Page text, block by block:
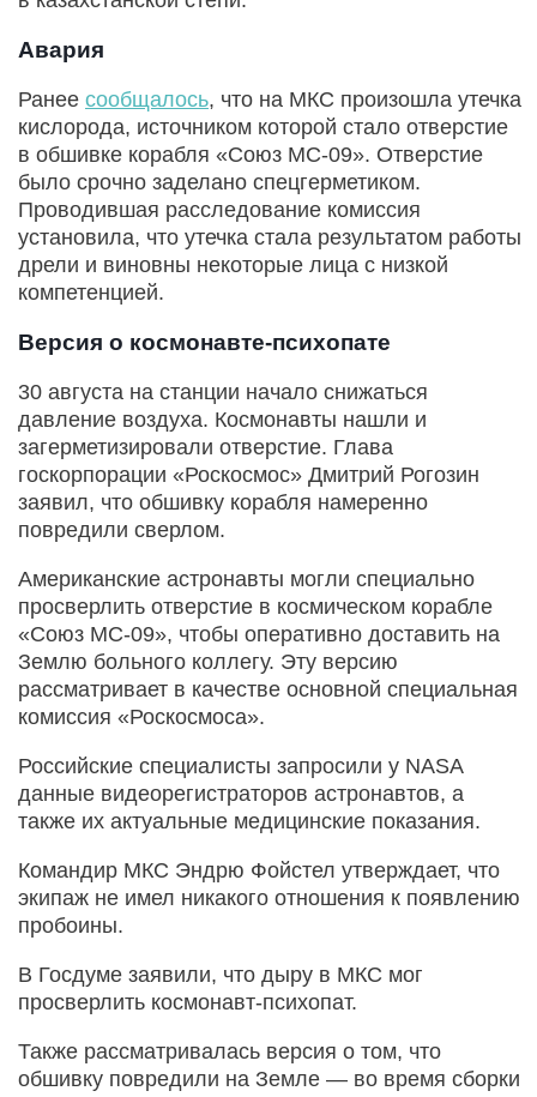
Авария
Ранее сообщалось, что на МКС произошла утечка
кислорода, источником которой стало отверстие
в обшивке корабля «Союз МС-09». Отверстие
было срочно заделано спецгерметиком.
Проводившая расследование комиссия
установила, что утечка стала результатом работы
дрели и виновны некоторые лица с низкой
компетенцией.
Версия о космонавте-психопате
30 августа на станции начало снижаться
давление воздуха. Космонавты нашли и
загерметизировали отверстие. Глава
госкорпорации «Роскосмос» Дмитрий Рогозин
заявил, что обшивку корабля намеренно
повредили сверлом.
Американские астронавты могли специально
просверлить отверстие в космическом корабле
«Союз МС-09», чтобы оперативно доставить на
Землю больного коллегу. Эту версию
рассматривает в качестве основной специальная
комиссия «Роскосмоса».
Российские специалисты запросили у NASA
данные видеорегистраторов астронавтов, а
также их актуальные медицинские показания.
Командир МКС Эндрю Фойстел утверждает, что
экипаж не имел никакого отношения к появлению
пробоины.
В Госдуме заявили, что дыру в МКС мог
просверлить космонавт-психопат.
Также рассматривалась версия о том, что
обшивку повредили на Земле — во время сборки